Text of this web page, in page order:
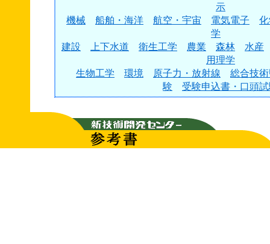
示
機械
船舶・海洋 航空・宇宙 電気電子
学
建設
上下水道 衛生工学 農業 森林
水産
用理学
生物工学
環境 原子力・放射線
総合技
験
受験申込書・口頭